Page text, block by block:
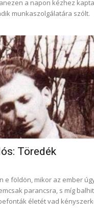
a napon kézhez
munkaszolgálatára szólt.
Töredék
e földön, mikor az ember
parancsra, s míg
életét vad